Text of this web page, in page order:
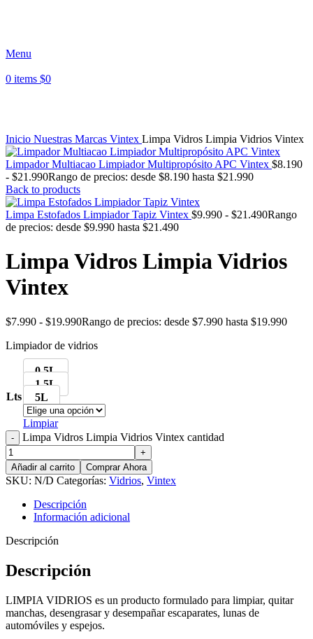
Menu
0 items $0
Inicio Nuestras Marcas Vintex Limpa Vidros Limpia Vidrios Vintex
Limpador Multiacao Limpiador Multipropósito APC Vintex $8.190
- $21.990Rango de precios: desde $8.190 hasta $21.990
Back to products
Limpa Estofados Limpiador Tapiz Vintex $9.990 - $21.490Rango
de precios: desde $9.990 hasta $21.490
Limpa Vidros Limpia Vidrios
Vintex
$7.990 - $19.990Rango de precios: desde $7.990 hasta $19.990
Limpiador de vidrios
Lts
0.5L
1.5L
5L
Limpiar
Limpa Vidros Limpia Vidrios Vintex cantidad
Añadir al carrito Comprar Ahora
SKU: N/D Categorías: Vidrios, Vintex
Descripción
Información adicional
Descripción
Descripción
LIMPIA VIDRIOS es un producto formulado para limpiar, quitar
manchas, desengrasar y desempañar escaparates, lunas de
automóviles y espejos.